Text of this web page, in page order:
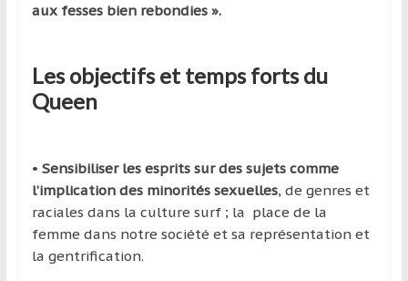
aux fesses bien rebondies ».
Les objectifs et temps forts du
Queen
• Sensibiliser les esprits sur des sujets comme
l’implication des minorités sexuelles, de genres et
raciales dans la culture surf ; la place de la
femme dans notre société et sa représentation et
la gentrification.